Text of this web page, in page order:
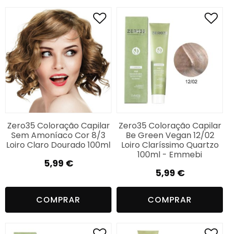
Zero35 Coloração Capilar
Sem Amoníaco Cor 8/3
Loiro Claro Dourado 100ml
5,99 €
COMPRAR
Zero35 Coloração Capilar
Be Green Vegan 12/02
Loiro Claríssimo Quartzo
100ml - Emmebi
5,99 €
COMPRAR